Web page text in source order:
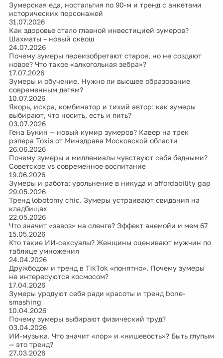
Зумерская еда, ностальгия по 90-м и тренд с анкетами
исторических персонажей
31.07.2026
Как здоровье стало главной инвестицией зумеров?
Шахматы – новый сквош
24.07.2026
Почему зумеры переизобретают старое, но не создают
новое? Что такое «алкогольная зебра»?
17.07.2026
Зумеры и обучение. Нужно ли высшее образование
современным детям?
10.07.2026
Якорь, искра, комбинатор и тихий автор: как зумеры
выбирают, что носить, есть и пить?
03.07.2026
Гена Букин — новый кумир зумеров? Кавер на трек
рэпера Toxis от Минздрава Московской области
26.06.2026
Почему зумеры и миллениалы чувствуют себя бедными?
Советское vs современное воспитание
19.06.2026
Зумеры и работа: увольнение в никуда и affordability gap
29.05.2026
Тренд lobotomy chic. Зумеры устраивают свидания на
кладбищах
22.05.2026
Что значит «завоз» на сленге? Эффект анемойи и мем 67
15.05.2026
Кто такие ИИ-сексуалы? Женщины оценивают мужчин по
таблице умножения
24.04.2026
Дружбодом и тренд в TikTok «понятно». Почему зумеры
не интересуются космосом?
17.04.2026
Зумеры уродуют себя ради красоты и тренд bone-
smashing
10.04.2026
Почему зумеры выбирают физический труд?
03.04.2026
ИИ-музыка. Что значит «лор» и «нишевость»? Быть глупым
— это тренд?
27.03.2026